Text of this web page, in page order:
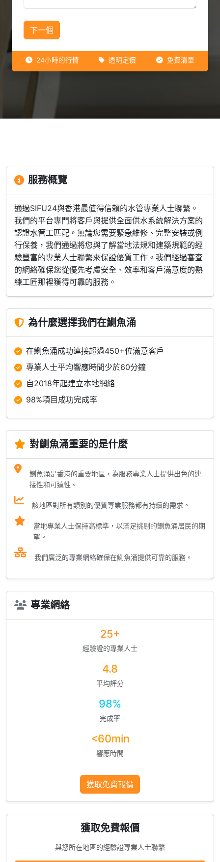
下一個
24小時的行情 透明定價 免費清單
服務概覽
通過SIFU24與香港最值得信賴的水管專業人士聯繫。
我們的平台專門將客戶與提供全面供水系統解決方案的
認證水管工匹配。無論您需要緊急維修、完整安裝或例
行保養，我們通過將您與了解當地法規和建築規範的經
驗豐富的專業人士聯繫來保證優質工作。我們經過審查
的網絡確保您從優先考慮安全、效率和客戶滿意度的熟
練工匠那裡獲得可靠的服務。
為什麼選擇我們在鰂魚涌
在鰂魚涌成功連接超過450+位滿意客戶
專業人士平均響應時間少於60分鐘
自2018年起建立本地網絡
98%項目成功完成率
對鰂魚涌重要的是什麼
鰂魚涌是香港的重要地區，為服務專業人士提供出色的連
接性和可達性。
該地區對所有類別的優質專業服務都有持續的需求。
當地專業人士保持高標準，以滿足挑剔的鰂魚涌居民的期
望。
我們廣泛的專業網絡確保在鰂魚涌提供可靠的服務。
專業網絡
25+
經驗證的專業人士
4.8
平均評分
98%
完成率
<60min
響應時間
獲取免費報價
獲取免費報價
與您所在地區的經驗證專業人士聯繫